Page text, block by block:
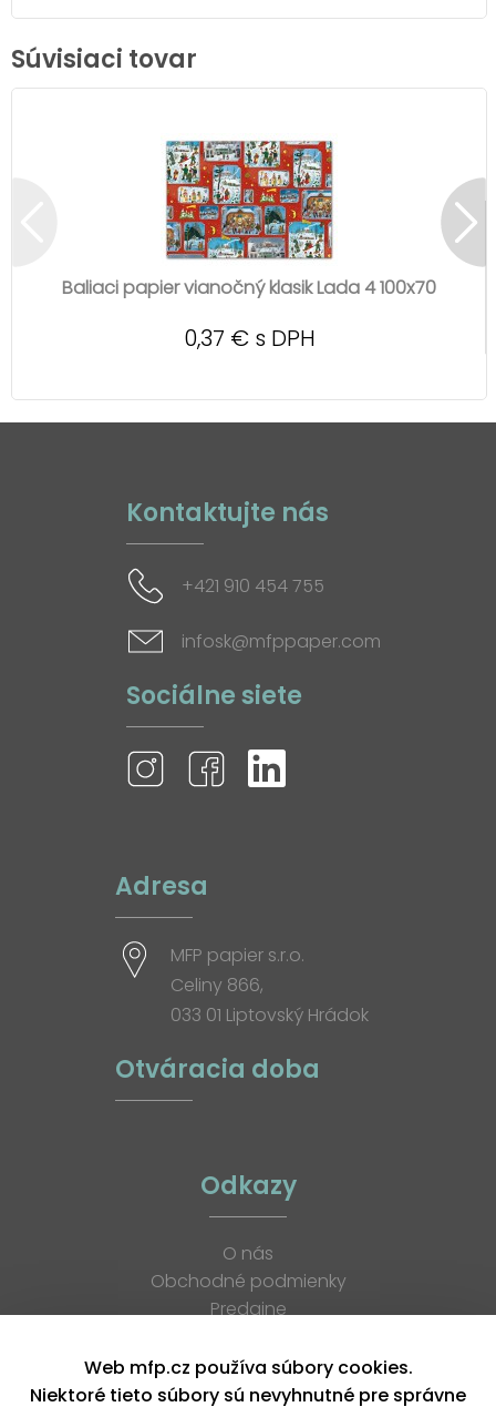
Súvisiaci tovar
Baliaci papier vianočný klasik Lada 4 100x70
0,37 € s DPH
Kontaktujte nás
+421 910 454 755
infosk@mfppaper.com
Sociálne siete
Adresa
MFP papier s.r.o.
Celiny 866,
033 01 Liptovský Hrádok
Otváracia doba
Odkazy
O nás
Obchodné podmienky
Predajne
K stiahnutiu
Blog
Web mfp.cz používa súbory cookies.
Niektoré tieto súbory sú nevyhnutné pre správne